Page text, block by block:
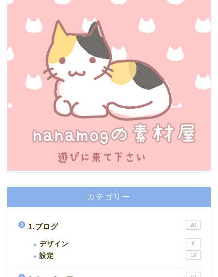
カテゴリー
1.ブログ 20
デザイン 6
設定 19